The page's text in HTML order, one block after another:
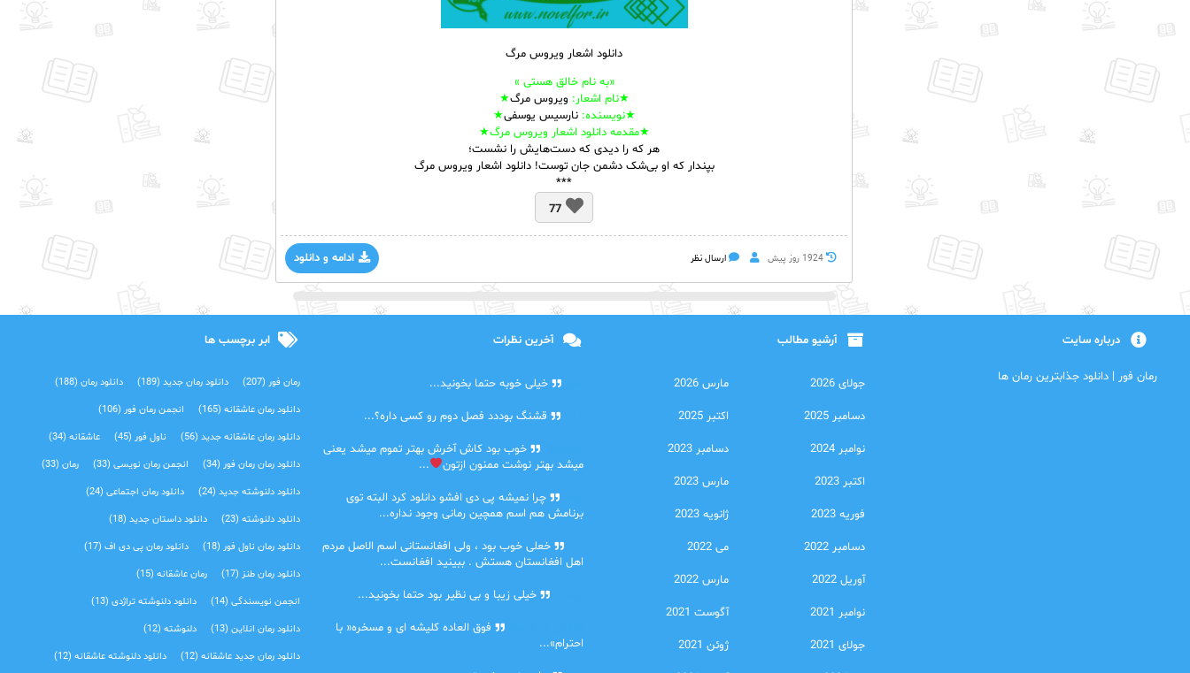
دانلود اشعار ویروس مرگ
«به نام خالق هستی »
★نام اشعار: ویروس مرگ★
★نویسنده:نارسیس یوسفی★
★مقدمه دانلود اشعار ویروس مرگ★
هر که را دیدی که دست‌هایش را نشست؛
بپندار که او بی‌شک دشمن جان توست! دانلود اشعار ویروس مرگ
***
77
ادامه و دانلود 1924 روز پيش ارسال نظر
درباره سایت
رمان فور | دانلود جذابترین رمان ها
آرشیو مطالب
جولای 2026 مارس 2026
دسامبر 2025 اکتبر 2025
نوامبر 2024 دسامبر 2023
اکتبر 2023 مارس 2023
فوریه 2023 ژانویه 2023
دسامبر 2022 می 2022
آوریل 2022 مارس 2022
نوامبر 2021 آگوست 2021
جولای 2021 ژوئن 2021
آخرین نظرات
خیلی خوبه حتما بخونید...
قشنگ بوددد فصل دوم رو کسی داره؟...
خوب بود کاش آخرش بهتر تموم میشد یعنی
میشد بهتر نوشت ممنون ازتون
...
چرا نمیشه پی دی افشو دانلود کرد البته توی
برنامش هم اسم همچین رمانی وجود نداره...
خعلی خوب بود ، ولی افغانستانی اسم الاصل مردم
اهل افغانستان هستش . ببینید افغانست...
خیلی زیبا و بی نظیر بود حتما بخونید...
فوق العاده کلیشه ای و مسخره« با
احترام»...
ابر برچسب ها
رمان فور (207) دانلود رمان جدید (189) دانلود رمان (188)
دانلود رمان عاشقانه (165) انجمن رمان فور (106)
دانلود رمان عاشقانه جدید (56) ناول فور (45) عاشقانه (34)
دانلود رمان رمان فور (34) انجمن رمان نویسی (33) رمان (33)
دانلود دلنوشته جدید (24) دانلود رمان اجتماعی‌ (24)
دانلود دلنوشته (23) دانلود داستان جدید (18)
دانلود رمان ناول فور (18) دانلود رمان پی دی اف (17)
دانلود رمان طنز (17) رمان عاشقانه (15)
انجمن نویسندگی (14) دانلود دلنوشته تراژدی‌ (13)
دانلود رمان انلاین (13) دلنوشته (12)
دانلود رمان جدید عاشقانه (12) دانلود دلنوشته عاشقانه (12)